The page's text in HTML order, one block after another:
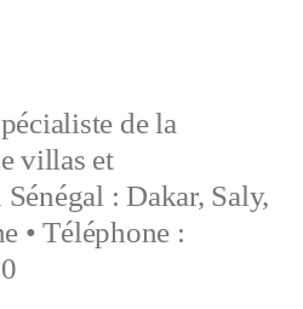
de la
villas et
: Dakar, Saly,
• Téléphone :